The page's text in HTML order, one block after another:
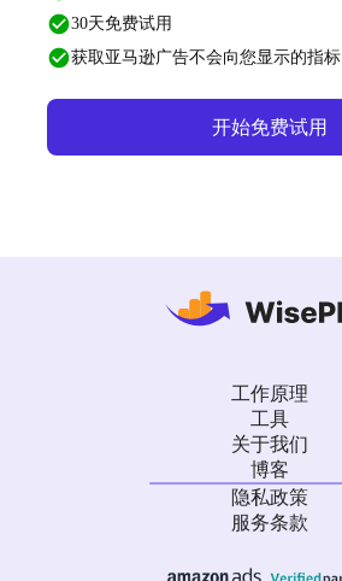
30天免费试用
获取亚马逊广告不会向您显示的指标
开始免费试用
工作原理
工具
关于我们
博客
隐私政策
服务条款